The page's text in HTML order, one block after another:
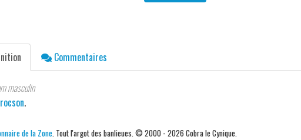
Commentaires
masculin
.
de la Zone. Tout l'argot des banlieues. © 2000 - 2026 Cobra le Cynique.